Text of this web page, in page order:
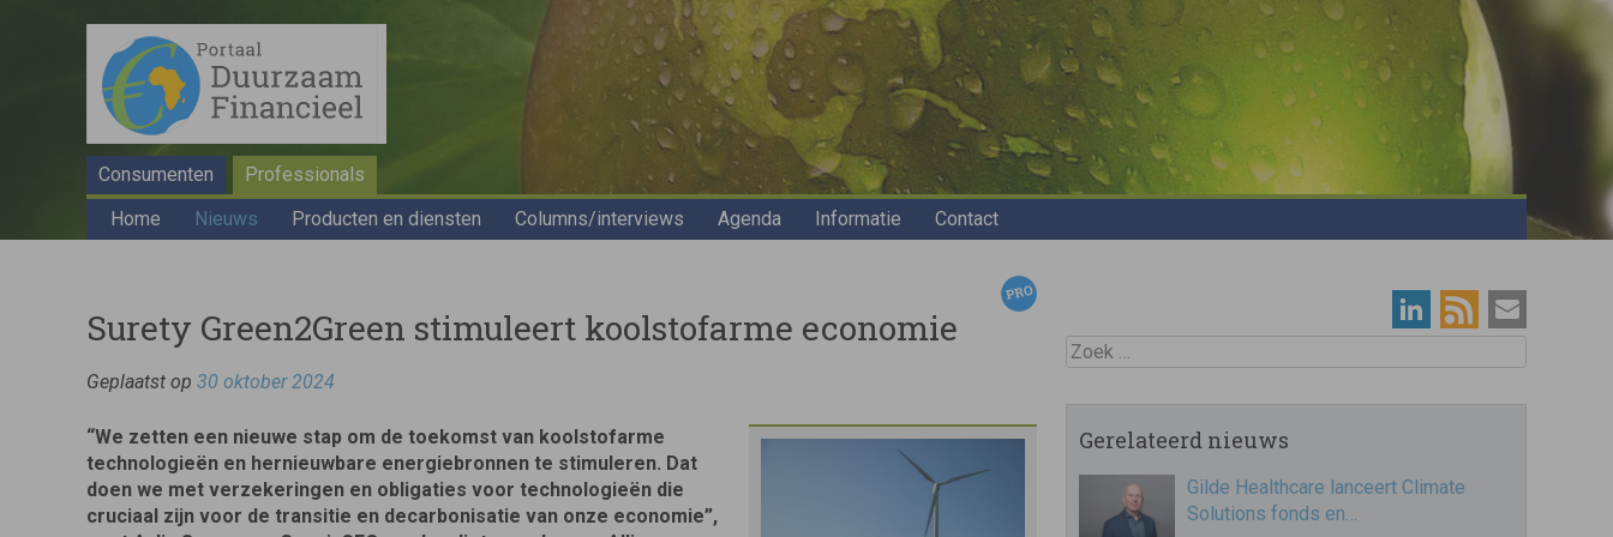
Consumenten
Professionals
Home
Nieuws Producten en diensten Columns/interviews Agenda Informatie Contact
Surety Green2Green stimuleert koolstofarme economie
Geplaatst op 30 oktober 2024
“We zetten een nieuwe stap om de toekomst van koolstofarme
technologieën en hernieuwbare energiebronnen te stimuleren. Dat
doen we met verzekeringen en obligaties voor technologieën die
cruciaal zijn voor de transitie en decarbonisatie van onze economie”,
Zoek
Gerelateerd nieuws
Gilde Healthcare lanceert Climate
Solutions fonds en…